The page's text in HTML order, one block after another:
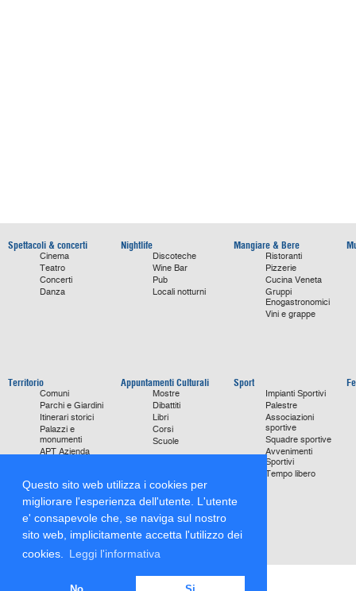
Questo sito web utilizza i cookies per
migliorare l'esperienza dell'utente. L'utente
e' consapevole che, se naviga sul nostro
sito web, implicitamente accetta l'utilizzo dei
cookies.
Leggi l'informativa
Spettacoli & concerti
Cinema
Teatro
Concerti
Danza
Nightlife
Discoteche
Wine Bar
Pub
Locali notturni
Mangiare & Bere
Ristoranti
Pizzerie
Cucina Veneta
Gruppi
Enogastronomici
Vini e grappe
Territorio
Comuni
Parchi e Giardini
Itinerari storici
Palazzi e
monumenti
APT Azienda
Ville
Chiese
monumentali
Storie di Successo
Focus on
Appuntamenti Culturali
Mostre
Dibattiti
Libri
Corsi
Scuole
Sport
Impianti Sportivi
Palestre
Associazioni
sportive
Squadre sportive
Avvenimenti
Sportivi
Tempo libero